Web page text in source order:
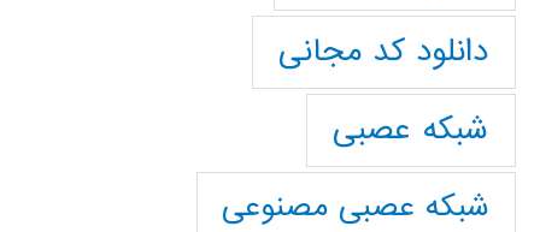
دانلود کد مجانی
شبکه عصبی
شبکه عصبی مصنوعی